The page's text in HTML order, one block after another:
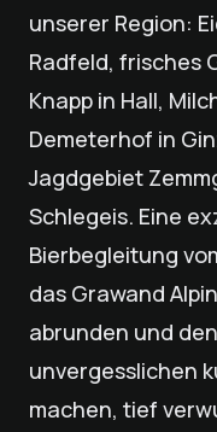
unserer Region:
Radfeld, frisches
Knapp in Hall,
Demeterhof in
Jagdgebiet
Schlegeis. Eine
Bierbegleitung
das Grawand
abrunden und
unvergesslichen
machen, tief